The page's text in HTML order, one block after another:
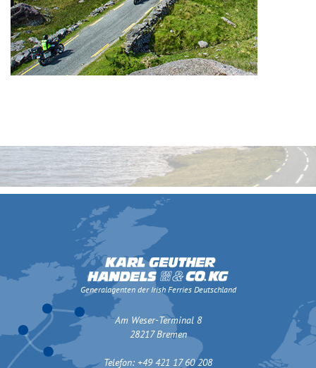
Generalagenten der Irish Ferries Deutschland
Am Weser-Terminal 8
28217 Bremen
Telefon: +49 421 17 60 208